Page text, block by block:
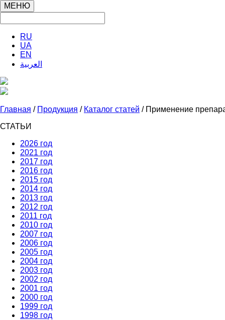
МЕНЮ
RU
UA
EN
العربية
Главная / Продукция / Каталог статей / Применение
СТАТЬИ
2026 год
2021 год
2017 год
2016 год
2015 год
2014 год
2013 год
2012 год
2011 год
2010 год
2007 год
2006 год
2005 год
2004 год
2003 год
2002 год
2001 год
2000 год
1999 год
1998 год